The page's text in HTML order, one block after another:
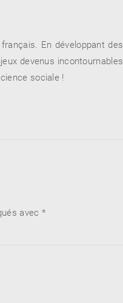
En développant des
devenus incontournables
sociale !
avec *